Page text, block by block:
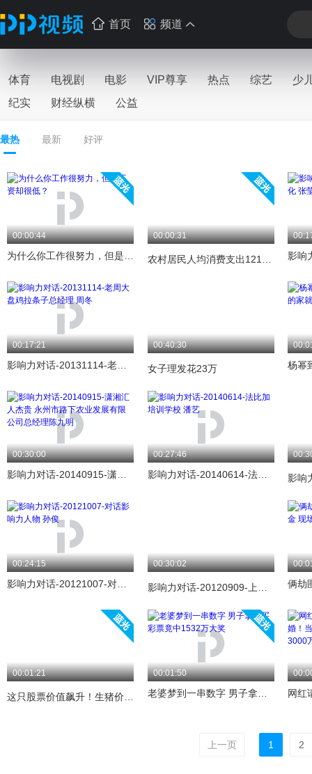
首页 频道
体育 电视剧 电影 VIP尊享 热点 综艺
少
纪实
财经纵横 公益
最热 最新 好评
00:00:44 00:00:31
00:17:21 00:40:30
女子理发花23万
00:30:00 00:27:46
影响力对话-20140614-法比加培训学校 潘艺
00:24:15 00:30:02
00:01:21 00:01:50
上一页 1 2